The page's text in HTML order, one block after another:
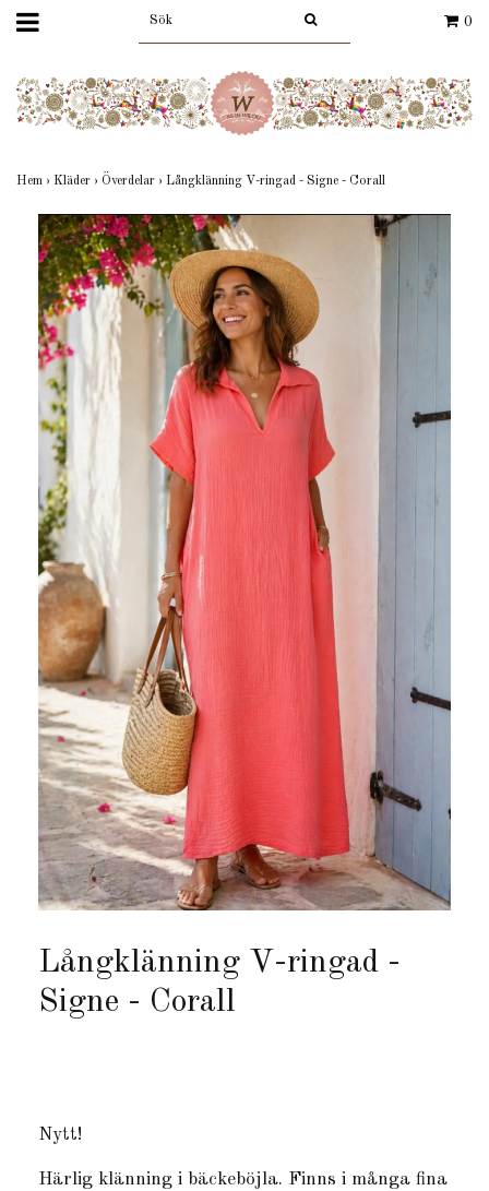
0
Hem › Kläder › Överdelar › Långklänning V-ringad - Signe - Corall
Långklänning V-ringad -
Signe - Corall
Nytt!
Härlig klänning i bäckeböjla. Finns i många fina